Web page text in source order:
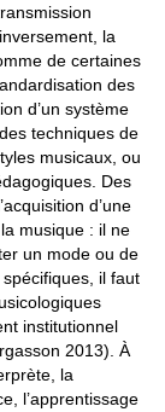
la
de certaines
des
d’un système
techniques de
musicaux, ou
Des
d’une
musique : il ne
un mode ou de
il faut
institutionnel
2013). À
la
l’apprentissage